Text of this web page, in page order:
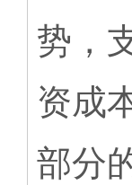
势，
资成
部分